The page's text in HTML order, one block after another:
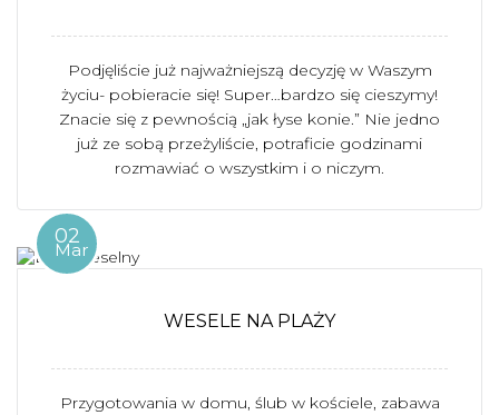
Podjęliście już najważniejszą decyzję w Waszym
życiu- pobieracie się! Super…bardzo się cieszymy!
Znacie się z pewnością „jak łyse konie.” Nie jedno
już ze sobą przeżyliście, potraficie godzinami
rozmawiać o wszystkim i o niczym.
02
Mar
WESELE NA PLAŻY
Przygotowania w domu, ślub w kościele, zabawa